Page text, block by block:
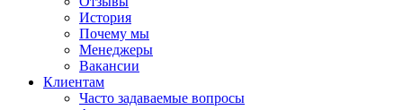
История
Почему мы
Менеджеры
Вакансии
Клиентам
Часто задаваемые вопросы